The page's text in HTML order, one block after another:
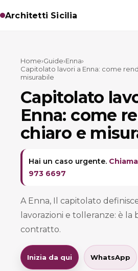
Architetti Sicilia
Home›Guide›Enna›
Capitolato lavori a Enna: come
misurabile
Capitolato
Enna: come
chiaro e
Hai un caso urgente.
973 6697
A Enna, Il capitolato
lavorazioni e tolleranze: è la
contratto.
Inizia da qui WhatsApp